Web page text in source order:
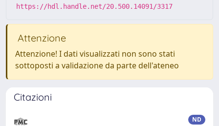
https://hdl.handle.net/20.500.14091/3317
Attenzione
Attenzione! I dati visualizzati non sono stati
sottoposti a validazione da parte dell'ateneo
Citazioni
ND